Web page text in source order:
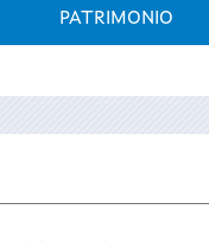
PATRIMONIO